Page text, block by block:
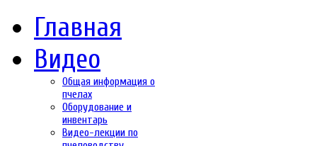
Главная
Видео
Общая информация о
пчелах
Оборудование и
инвентарь
Видео-лекции по